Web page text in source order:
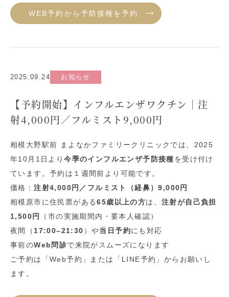
WEB予約から予防接種を予約
2025.09.24 お知らせ
【予約開始】インフルエンザワクチン｜注
射4,000円／フルミスト9,000円
相模大野駅前 まよなかファミリークリニックでは、2025
年10月1日より今季のインフルエンザ予防接種を受け付け
ています。予約は１週間前より可能です。
価格：注射4,000円／フルミスト（経鼻）9,000円
相模原市に住民票がある65歳以上の方は、注射が自己負担
1,500円
（市の実施期間内・要本人確認）
夜間（ 17:00–21:30 ）や当日予約にも対応
事前のWeb問診で来院がスムーズになります
ご予約は「Web予約」または「LINE予約」からお願いし
ます。